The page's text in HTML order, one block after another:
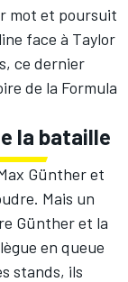
mot et poursuit
face à Taylor
ce dernier
de la Formula
la bataille
Günther et
Mais un
Günther et la
en queue
stands, ils